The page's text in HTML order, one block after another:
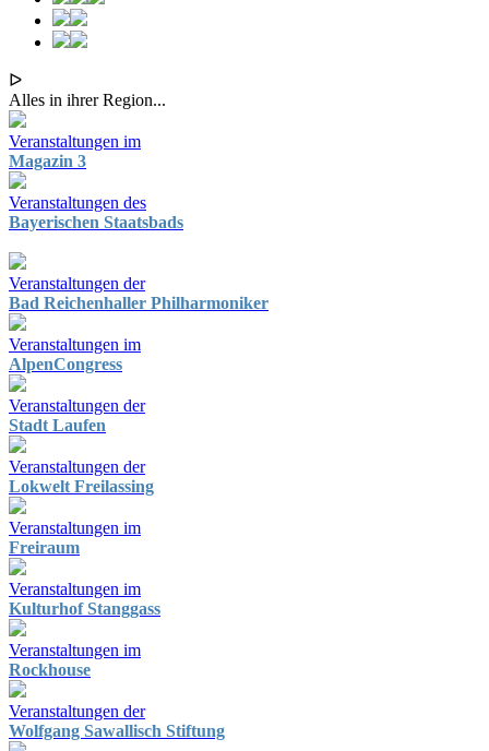
ᐅ
Alles in ihrer Region...
Veranstaltungen im
Magazin 3
Veranstaltungen des
Bayerischen Staatsbads
Veranstaltungen der
Bad Reichenhaller Philharmoniker
Veranstaltungen im
AlpenCongress
Veranstaltungen der
Stadt Laufen
Veranstaltungen der
Lokwelt Freilassing
Veranstaltungen im
Freiraum
Veranstaltungen im
Kulturhof Stanggass
Veranstaltungen im
Rockhouse
Veranstaltungen der
Wolfgang Sawallisch Stiftung